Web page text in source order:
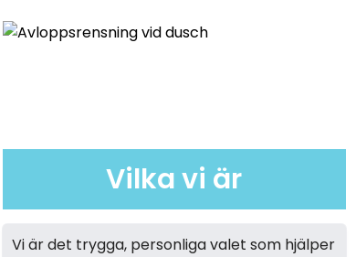
Vilka vi är
Vi är det trygga, personliga valet som hjälper